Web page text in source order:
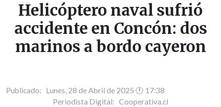
Helicóptero naval sufrió
accidente en Concón: dos
marinos a bordo cayeron
Publicado: Lunes, 28 de Abril de 2025 🕐 17:38
Periodista Digital: Cooperativa.cl